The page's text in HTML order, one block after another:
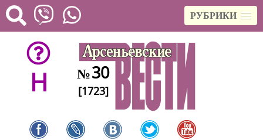
РУБРИКИ
H №30
[1723]